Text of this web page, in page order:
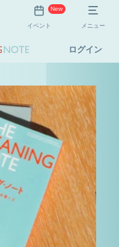
New
イベント メニュー
ログイン